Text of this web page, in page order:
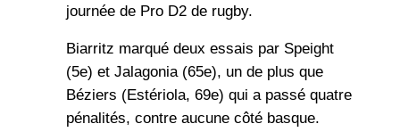
journée de Pro D2 de rugby.
Biarritz marqué deux essais par Speight
(5e) et Jalagonia (65e), un de plus que
Béziers (Estériola, 69e) qui a passé quatre
pénalités, contre aucune côté basque.